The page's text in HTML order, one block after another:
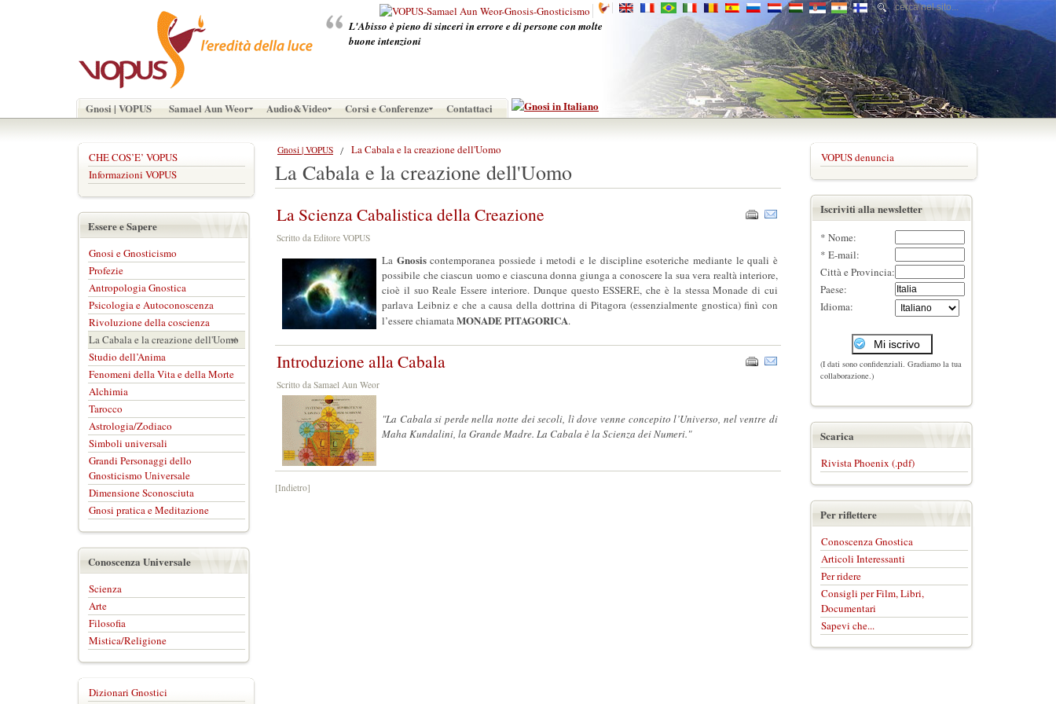
L'Abisso è pieno di sinceri in errore e di persone con molte
buone intenzioni
Gnosi | VOPUS Samael Aun Weor Audio&Video Corsi e Conferenze Contattaci
Gnosi | VOPUS La Cabala e la creazione dell'Uomo
La Cabala e la creazione dell'Uomo
La Scienza Cabalistica della Creazione
Scritto da Editore VOPUS
La Gnosiscontemporanea possiede i metodi e le discipline esoteriche mediante le quali è
possibile che ciascun uomo e ciascuna donna giunga a conoscere la sua vera realtà interiore,
cioè il suo Reale Essere interiore. Dunque questo ESSERE, che è la stessa Monade di cui
parlava Leibniz e che a causa della dottrina di Pitagora (essenzialmente gnostica) finì con
l’essere chiamataMONADE PITAGORICA.
Introduzione alla Cabala
Scritto da Samael Aun Weor
"La Cabala si perde nella notte dei secoli, lì dove venne concepito l’Universo, nel ventre di
Maha Kundalini, la Grande Madre. La Cabala è la Scienza dei Numeri."
[Indietro]
CHE COS’E’ VOPUS
Informazioni VOPUS
Essere e Sapere
Gnosi e Gnosticismo
Profezie
Antropologia Gnostica
Psicologia e Autoconoscenza
Rivoluzione della coscienza
La Cabala e la creazione dell'Uomo
Studio dell’Anima
Fenomeni della Vita e della Morte
Alchimia
Tarocco
Astrologia/Zodiaco
Simboli universali
Grandi Personaggi dello
Gnosticismo Universale
Dimensione Sconosciuta
Gnosi pratica e Meditazione
Conoscenza Universale
Scienza
Arte
Filosofia
Mistica/Religione
Dizionari Gnostici
VOPUS denuncia
Iscriviti alla newsletter
* Nome:
* E-mail:
Città e Provincia:
Paese:
Idioma:
(I dati sono confidenziali. Gradiamo la tua
collaborazione.)
Scarica
Rivista Phoenix (.pdf)
Per riflettere
Conoscenza Gnostica
Articoli Interessanti
Per ridere
Consigli per Film, Libri,
Documentari
Sapevi che...